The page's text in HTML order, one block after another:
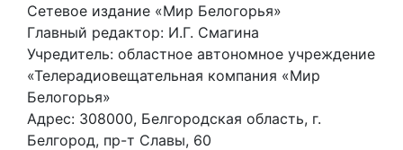
Сетевое издание «Мир Белогорья»
Главный редактор: И.Г. Смагина
Учредитель: областное автономное учреждение
«Телерадиовещательная компания «Мир
Белогорья»
Адрес: 308000, Белгородская область, г.
Белгород, пр-т Славы, 60